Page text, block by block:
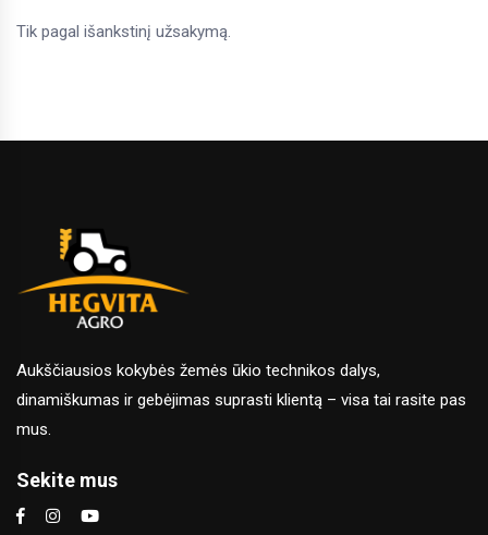
Tik pagal išankstinį užsakymą.
Aukščiausios kokybės žemės ūkio technikos dalys,
dinamiškumas ir gebėjimas suprasti klientą – visa tai rasite pas
mus.
Sekite mus